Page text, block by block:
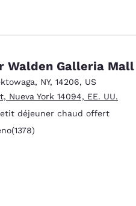
Walden Galleria Mall
, NY, 14206, US
Nueva York 14094, EE. UU.
déjeuner chaud offert
Muy bueno. 1378 reseñas
(1378)